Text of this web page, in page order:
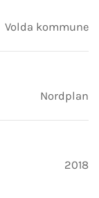
Volda kommune
Nordplan
2018